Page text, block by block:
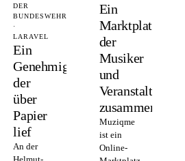
DER
BUNDESWEHR
·
LARAVEL
Ein
Genehmigungsprozess,
der
über
Papier
lief
An der
Ein
Marktplatz,
der
Musiker
und
Veranstalter
Muziqme
ist ein
Online-